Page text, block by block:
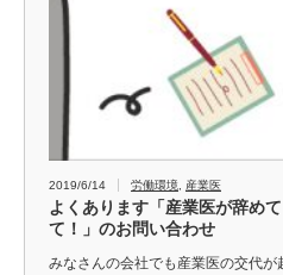
2019/6/14 労働環境 産業医
よくあります「産業医が辞め
て！」のお問い合わせ
みなさんの会社でも産業医の交代